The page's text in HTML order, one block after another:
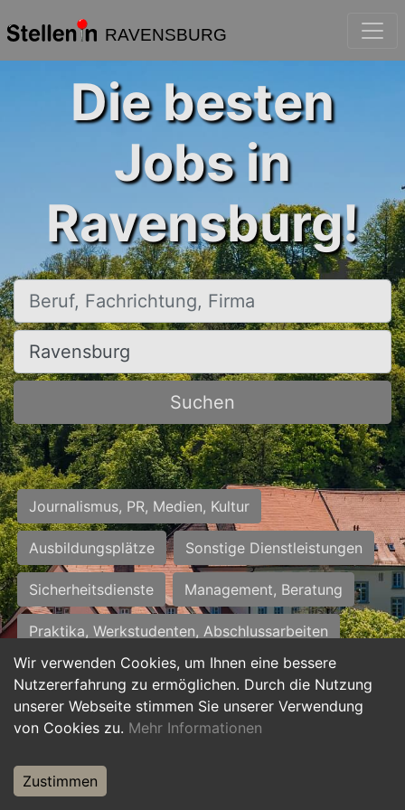
RAVENSBURG
Wir verwenden Cookies, um Ihnen eine bessere
Nutzererfahrung zu ermöglichen. Durch die Nutzung
unserer Webseite stimmen Sie unserer Verwendung
von Cookies zu. Mehr Informationen
Zustimmen
Die besten
Jobs in
Ravensburg!
Beruf, Fachrichtung, Firma
Ort, Stadt
Suchen
Journalismus, PR, Medien, Kultur
Ausbildungsplätze Sonstige Dienstleistungen
Sicherheitsdienste Management, Beratung
Praktika, Werkstudenten, Abschlussarbeiten
Personalwesen Assistenz, Sekretariat
Hilfskräfte, Aushilfs- und Nebenjobs
Weiterbildung, Studium, duale Ausbildung